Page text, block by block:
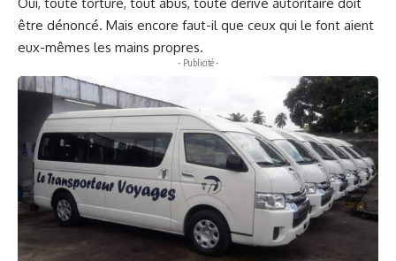
être dénoncé. Mais encore faut-il que ceux qui le font aient
eux-mêmes les mains propres.
- Publicité -